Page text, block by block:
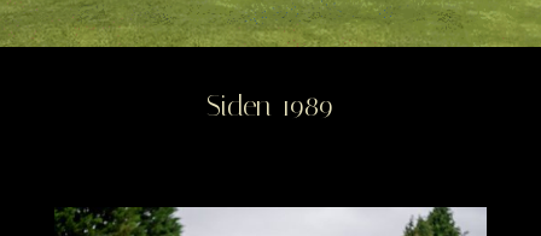
Siden 1989